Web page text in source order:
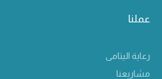
عملنا
رعاية اليتامى
مشاريعنا